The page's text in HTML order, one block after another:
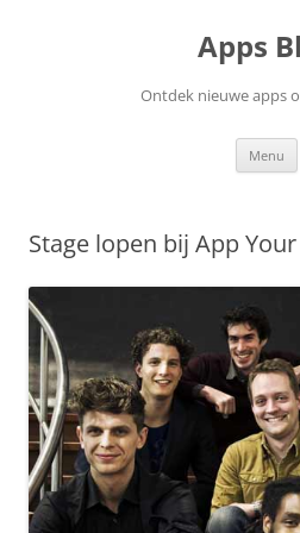
Apps
Ontdek nieuwe apps
Menu
Stage lopen bij App